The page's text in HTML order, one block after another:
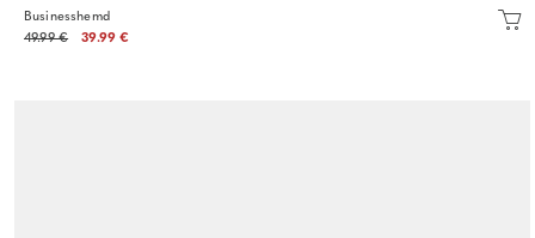
Businesshemd
49.99 €
39.99 €